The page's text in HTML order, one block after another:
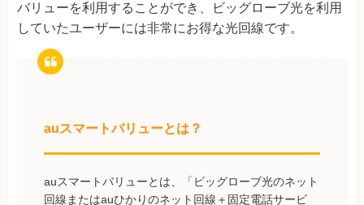
バリューを利用することができ、ビッグローブ光を利用
していたユーザーには非常にお得な光回線です。
auスマートバリューとは？
auスマートバリューとは、「ビッグローブ光のネット
回線またはauひかりのネット回線＋固定電話サービ